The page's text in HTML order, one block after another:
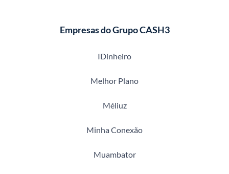
Empresas do Grupo CASH3
IDinheiro
Melhor Plano
Méliuz
Minha Conexão
Muambator